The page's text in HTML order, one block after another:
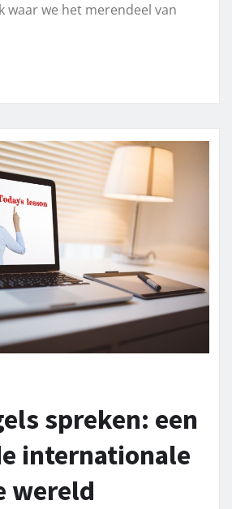
waar we het merendeel van
spreken: een
internationale
wereld